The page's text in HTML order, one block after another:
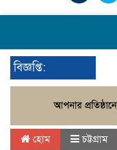
বিজ্ঞপ্তি:
হোম চট্টগ্রাম